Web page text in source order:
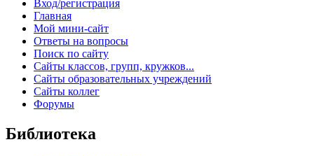
Вход/регистрация
Главная
Мой мини-сайт
Ответы на вопросы
Поиск по сайту
Сайты классов, групп, кружков...
Сайты образовательных учреждений
Сайты коллег
Форумы
Библиотека